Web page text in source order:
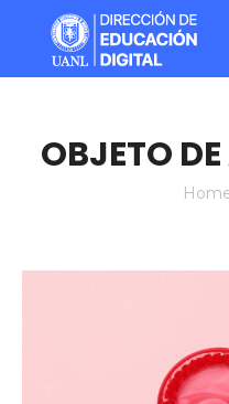
OBJETO
You